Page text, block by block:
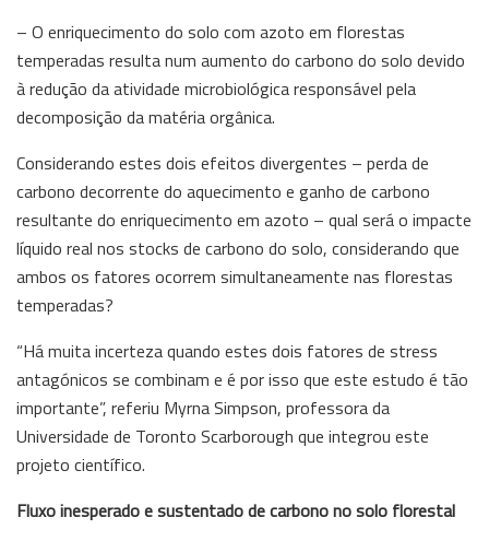
– O enriquecimento do solo com azoto em florestas
temperadas resulta num aumento do carbono do solo devido
à redução da atividade microbiológica responsável pela
decomposição da matéria orgânica.
Considerando estes dois efeitos divergentes – perda de
carbono decorrente do aquecimento e ganho de carbono
resultante do enriquecimento em azoto – qual será o impacte
líquido real nos stocks de carbono do solo, considerando que
ambos os fatores ocorrem simultaneamente nas florestas
temperadas?
“Há muita incerteza quando estes dois fatores de stress
antagónicos se combinam e é por isso que este estudo é tão
importante”, referiu Myrna Simpson, professora da
Universidade de Toronto Scarborough que integrou este
projeto científico.
Fluxo inesperado e sustentado de carbono no solo florestal